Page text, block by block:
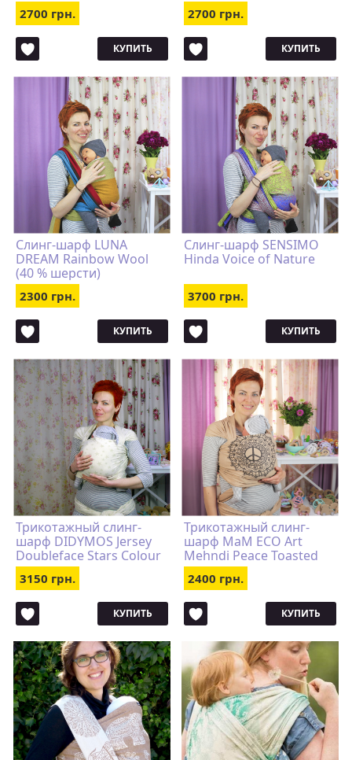
2700 грн.
КУПИТЬ
2700 грн.
КУПИТЬ
Слинг-шарф LUNA
DREAM Rainbow Wool
(40 % шерсти)
2300 грн.
КУПИТЬ
Слинг-шарф SENSIMO
Hinda Voice of Nature
3700 грн.
КУПИТЬ
Трикотажный слинг-
шарф DIDYMOS Jersey
Doubleface Stars Colour
Growth Cotton
3150 грн.
КУПИТЬ
Трикотажный слинг-
шарф MaM ECO Art
Mehndi Peace Toasted
Almond
2400 грн.
КУПИТЬ